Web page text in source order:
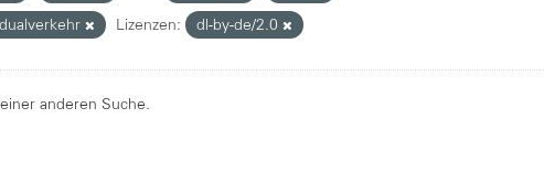
Lizenzen: dl-by-de/2.0
anderen Suche.